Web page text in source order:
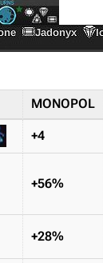
MONOPOL
+4
+56%
+28%